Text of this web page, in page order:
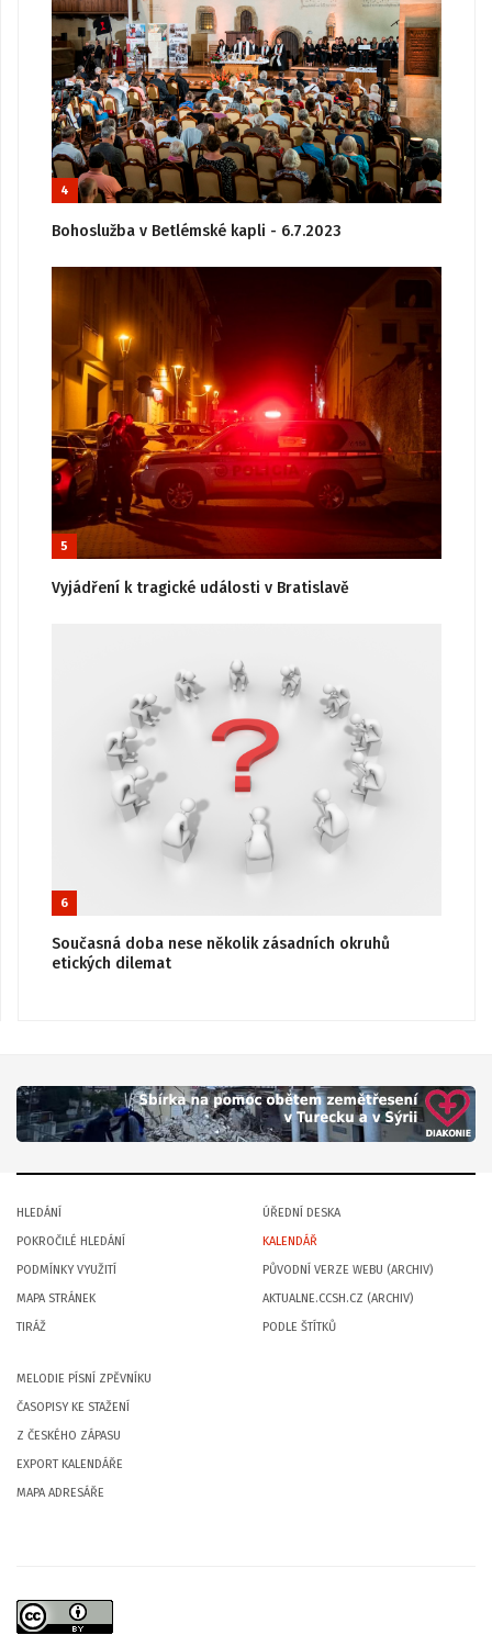
4
Bohoslužba v Betlémské kapli - 6.7.2023
5
Vyjádření k tragické události v Bratislavě
6
Současná doba nese několik zásadních okruhů
etických dilemat
HLEDÁNÍ
POKROČILÉ HLEDÁNÍ
PODMÍNKY VYUŽITÍ
MAPA STRÁNEK
TIRÁŽ
ÚŘEDNÍ DESKA
KALENDÁŘ
PŮVODNÍ VERZE WEBU (ARCHIV)
AKTUALNE.CCSH.CZ (ARCHIV)
PODLE ŠTÍTKŮ
MELODIE PÍSNÍ ZPĚVNÍKU
ČASOPISY KE STAŽENÍ
Z ČESKÉHO ZÁPASU
EXPORT KALENDÁŘE
MAPA ADRESÁŘE